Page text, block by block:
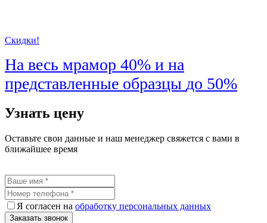
Скидки!
На весь мрамор 40% и на
представленные образцы до 50%
Узнать цену
Оставьте свои данные и наш менеджер свяжется с вами в
ближайшее время
Я согласен на обработку персональных данных
Заказать звонок